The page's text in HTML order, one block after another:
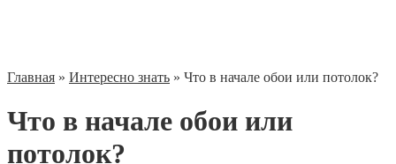
Главная » Интересно знать » Что в начале обои или потолок?
Что в начале обои или
потолок?